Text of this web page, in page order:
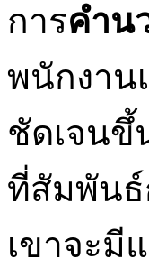
การคำน
พนักงาน
ชัดเจนขึ้
ที่สัมพันธ์
เขาจะมี